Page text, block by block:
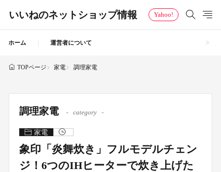
いいねのネットショップ情報 Yahoo!
ホーム 運営者について
TOPページ 家電 調理家電
調理家電 category
家電
象印「炎舞炊き」フルモデルチェン
ジ！6つのIHヒーターで炊き上げた